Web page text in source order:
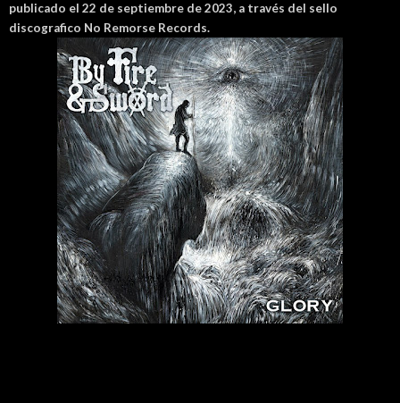
publicado el 22 de septiembre de 2023, a través del sello
discografico No Remorse Records.